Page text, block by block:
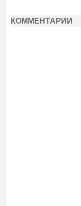
КОММЕНТАРИИ